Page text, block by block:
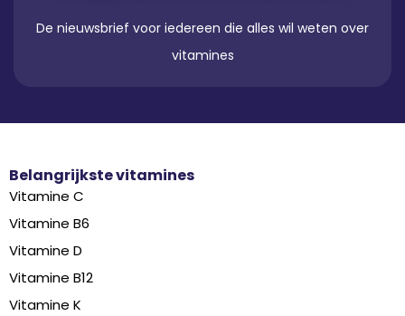
De nieuwsbrief voor iedereen die alles wil weten over
vitamines
Belangrijkste vitamines
Vitamine C
Vitamine B6
Vitamine D
Vitamine B12
Vitamine K